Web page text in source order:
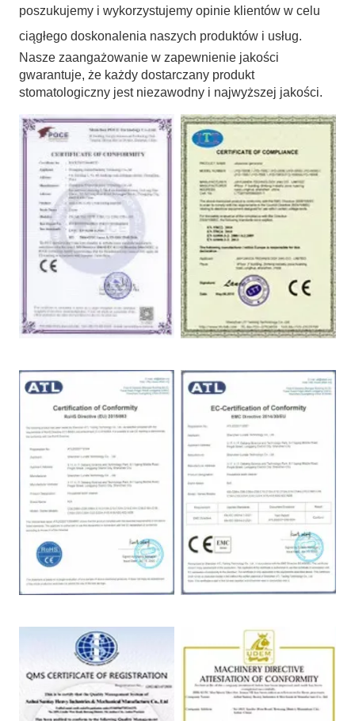
poszukujemy i wykorzystujemy opinie klientów w celu
ciągłego doskonalenia naszych produktów i usług.
Nasze zaangażowanie w zapewnienie jakości
gwarantuje, że każdy dostarczany produkt
stomatologiczny jest niezawodny i najwyższej jakości.